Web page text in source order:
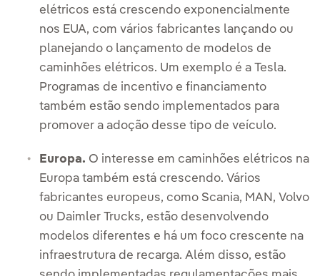
elétricos está crescendo exponencialmente
nos EUA, com vários fabricantes lançando ou
planejando o lançamento de modelos de
caminhões elétricos. Um exemplo é a Tesla.
Programas de incentivo e financiamento
também estão sendo implementados para
promover a adoção desse tipo de veículo.
Europa. O interesse em caminhões elétricos na
Europa também está crescendo. Vários
fabricantes europeus, como Scania, MAN, Volvo
ou Daimler Trucks, estão desenvolvendo
modelos diferentes e há um foco crescente na
infraestrutura de recarga. Além disso, estão